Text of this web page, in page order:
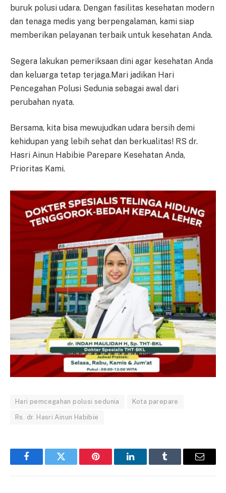
buruk polusi udara. Dengan fasilitas kesehatan modern
dan tenaga medis yang berpengalaman, kami siap
memberikan pelayanan terbaik untuk kesehatan Anda.
Segera lakukan pemeriksaan dini agar kesehatan Anda
dan keluarga tetap terjaga.Mari jadikan Hari
Pencegahan Polusi Sedunia sebagai awal dari
perubahan nyata.
Bersama, kita bisa mewujudkan udara bersih demi
kehidupan yang lebih sehat dan berkualitas! RS dr.
Hasri Ainun Habibie Parepare Kesehatan Anda,
Prioritas Kami.
Hari pemcegahan polusi sedunia Kota parepare
Rs. dr. Hasri Ainun Habibie
FacebookTwitter Pinterest LinkedInTumblr Email